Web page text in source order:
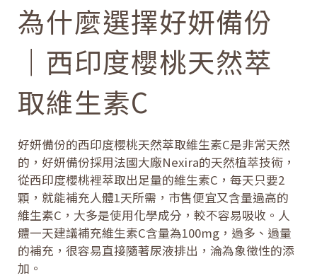
為什麼選擇好妍備份
｜西印度櫻桃天然萃
取維生素C
好妍備份的西印度櫻桃天然萃取維生素C是非常天然
的，好妍備份採用法國大廠Nexira的天然植萃技術，
從西印度櫻桃裡萃取出足量的維生素C，每天只要2
顆，就能補充人體1天所需，市售便宜又含量過高的
維生素C，大多是使用化學成分，較不容易吸收。人
體一天建議補充維生素C含量為100mg，過多、過量
的補充，很容易直接隨著尿液排出，淪為象徵性的添
加。